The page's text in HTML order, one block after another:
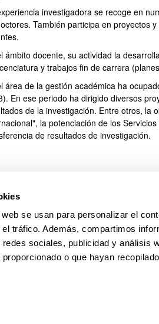
se usan para personalizar el
tráfico. Además, compartimos
sociales, publicidad y análisis
o que hayan
subpáginas
investigadora se recoge en
También participa en proyectos
ámbito docente, su actividad la
y trabajos fin de carrera
área de la gestión académica ha
En ese periodo ha dirigido diversos
de la investigación. Entre otros, la
la potenciación de los
de resultados de investigación.